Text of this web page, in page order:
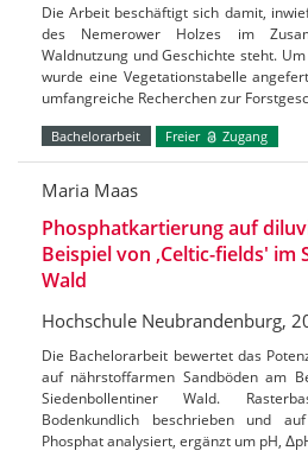
Die Arbeit beschäftigt sich damit,
des Nemerower Holzes im
Waldnutzung und Geschichte steht.
wurde eine Vegetationstabelle
umfangreiche Recherchen zur
Bachelorarbeit Freier Zugang
Maria Maas
Phosphatkartierung auf
Beispiel von ‚Celtic-fields'
Wald
Hochschule Neubrandenburg,
Die Bachelorarbeit bewertet das
auf nährstoffarmen Sandböden am
Siedenbollentiner Wald.
Bodenkundlich beschrieben und
Phosphat analysiert, ergänzt um pH,